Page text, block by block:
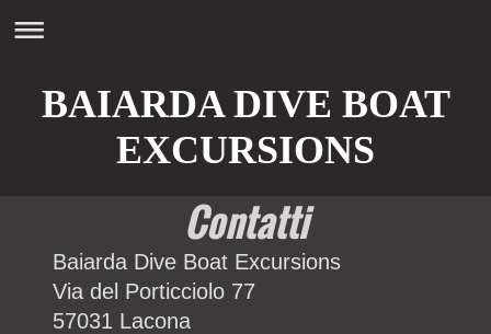
BAIARDA DIVE BOAT
EXCURSIONS
Contatti
Baiarda Dive Boat Excursions
Via del Porticciolo 77
57031 Lacona